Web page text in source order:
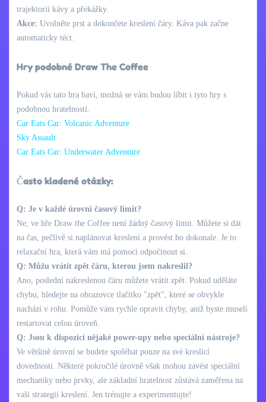
trajektorii kávy a překážky.
Akce: Uvolněte prst a dokončete kreslení čáry. Káva pak začne
automaticky téct.
Hry podobné Draw The Coffee
Pokud vás tato hra baví, možná se vám budou líbit i tyto hry s
podobnou hratelností.
Car Eats Car: Volcanic Adventure
Sky Assault
Car Eats Car: Underwater Adventure
Často kladené otázky:
Q: Je v každé úrovni časový limit?
Ne, ve hře Draw the Coffee není žádný časový limit. Můžete si dát
na čas, pečlivě si naplánovat kreslení a provést ho dokonale. Je to
relaxační hra, která vám má pomoci odpočinout si.
Q: Můžu vrátit zpět čáru, kterou jsem nakreslil?
Ano, poslední nakreslenou čáru můžete vrátit zpět. Pokud uděláte
chybu, hledejte na obrazovce tlačítko "zpět", které se obvykle
nachází v rohu. Pomůže vám rychle opravit chyby, aniž byste museli
restartovat celou úroveň.
Q: Jsou k dispozici nějaké power-upy nebo speciální nástroje?
Ve většině úrovní se budete spoléhat pouze na své kreslicí
dovednosti. Některé pokročilé úrovně však mohou zavést speciální
mechaniky nebo prvky, ale základní hratelnost zůstává zaměřena na
vaši strategii kreslení. Jen trénujte a experimentujte!